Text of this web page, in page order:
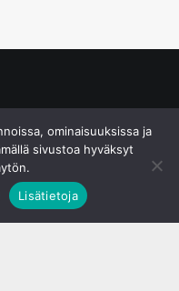
ominaisuuksissa ja
sivustoa hyväksyt
Lisätietoja